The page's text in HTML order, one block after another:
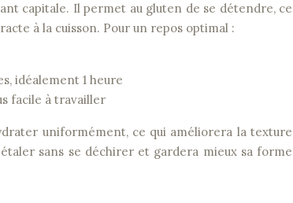
capitale. Il permet au gluten de se détendre, ce
à la cuisson. Pour un repos optimal :
idéalement 1 heure
facile à travailler
uniformément, ce qui améliorera la texture
sans se déchirer et gardera mieux sa forme